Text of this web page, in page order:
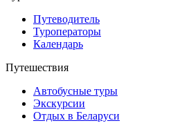
Путеводитель
Туроператоры
Календарь
Путешествия
Автобусные туры
Экскурсии
Отдых в Беларуси